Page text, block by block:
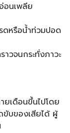
อนเพลีย
ดหรือน้ำท่วมปอด
วจนกระทั่งภาวะ
ยเดือนขึ้นไปโดย
ขับของเสียได้ ผู้